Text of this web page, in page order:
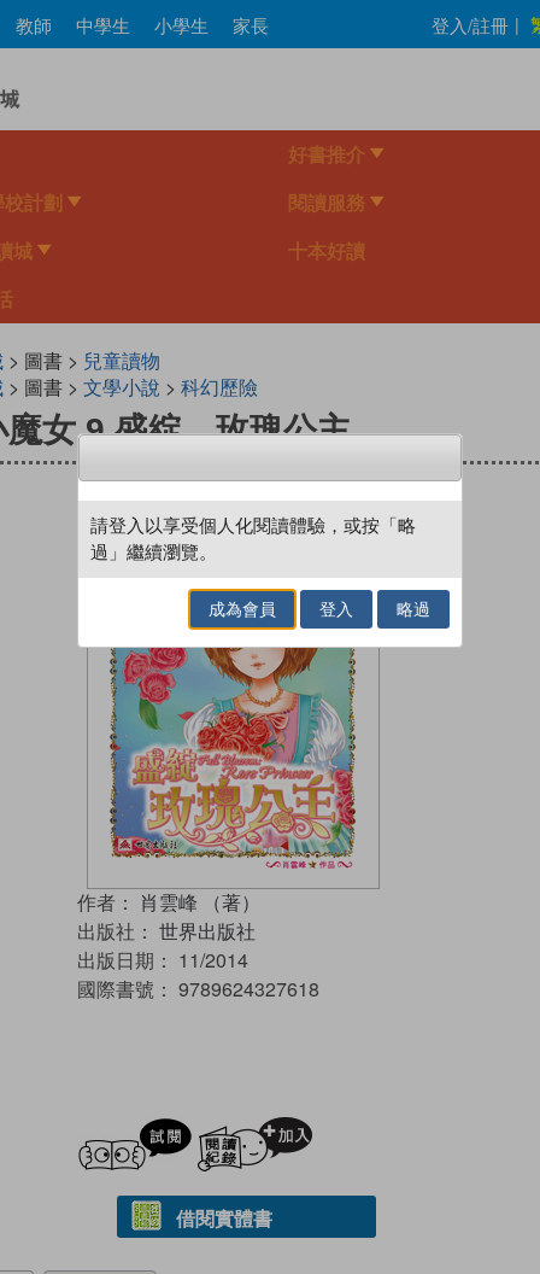
Skip
content
教師 中學生 小學生 家長 登入/註冊 |
好書推介
計劃 閱讀服務
城 十本好讀
> 圖書 > 兒童讀物
> 圖書 > 文學小說 > 科幻歷險
女 9 盛綻．玫瑰公主
作者： 肖雲峰 （著）
出版社： 世界出版社
出版日期： 11/2014
國際書號： 9789624327618
試閲
借閱實體書
請登入以享受個人化閱讀體驗，或按「略
過」繼續瀏覽。
成為會員 登入 略過